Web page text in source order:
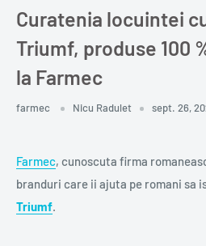
românesc
online
Curatenia locuintei
Triumf, produse 100
la Farmec
farmec Nicu Radulet sept. 26,
Farmec, cunoscuta firma
branduri care ii ajuta pe romani sa
Triumf.